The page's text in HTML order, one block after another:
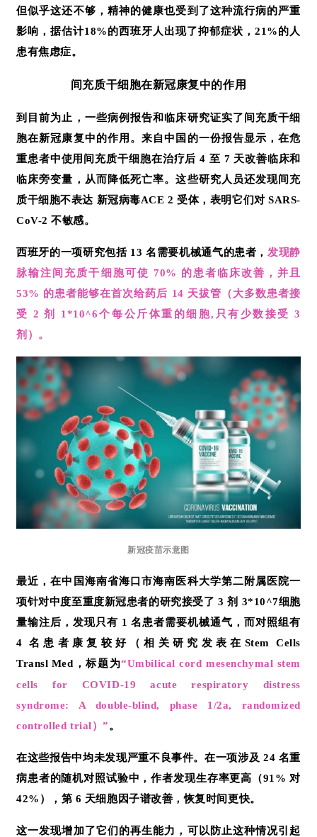
但似乎这还不够，精神的健康也受到了这种流行病的严重
影响，据估计18%的西班牙人出现了抑郁症状，21%的人
患有焦虑症。
间充质干细胞在新冠康复中的作用
到目前为止，一些病例报告和临床研究证实了间充质干细
胞在新冠康复中的作用。来自中国的一份报告显示，在危
重患者中使用间充质干细胞在治疗后 4 至 7 天改善临床和
临床旁变量，从而降低死亡率。这些研究人员还发现间充
质干细胞不表达 新冠病毒ACE 2 受体，表明它们对 SARS-
CoV-2 不敏感。
西班牙的一项研究包括 13 名需要机械通气的患者， 发现静
脉输注间充质干细胞可使 70% 的患者临床改善，并且
53% 的患者能够在首次给药后 14 天拔管（大多数患者接
受 2 剂 1*10^6个每公斤体重的细胞,只有少数接受 3
剂）。
新冠疫苗示意图
最近，在中国海南省海口市海南医科大学第二附属医院一
项针对中度至重度新冠患者的研究接受了 3 剂 3*10^7细胞
量输注后，发现只有 1 名患者需要机械通气，而对照组有
4 名患者康复较好（相关研究发表在Stem Cells
Transl Med，标题为“Umbilical cord mesenchymal stem
cells for COVID-19 acute respiratory distress
syndrome: A double-blind, phase 1/2a, randomized
controlled trial）”。
在这些报告中均未发现严重不良事件。在一项涉及 24 名重
病患者的随机对照试验中，作者发现生存率更高（91% 对
42%），第 6 天细胞因子谱改善，恢复时间更快。
这一发现增加了它们的再生能力，可以防止这种情况引起